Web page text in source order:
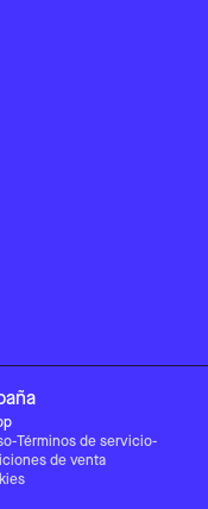
-Términos de servicio-
de venta